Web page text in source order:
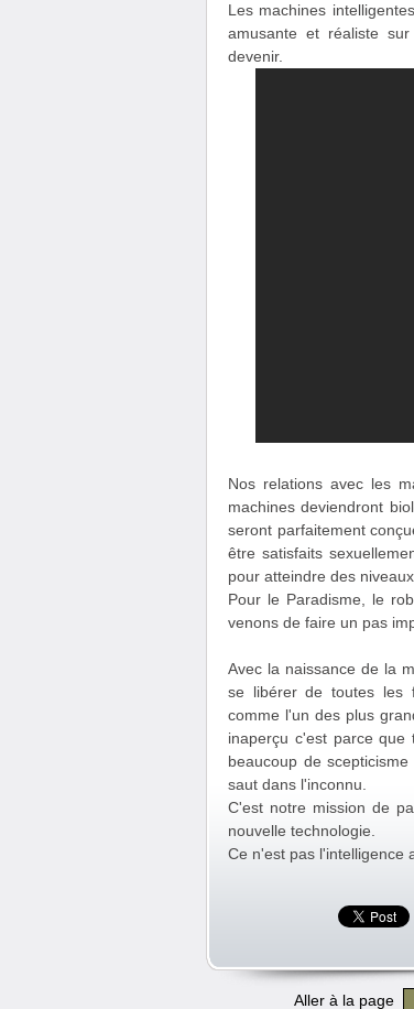
Les machines
amusante et réaliste
devenir.
Nos relations avec les
machines deviendront
seront parfaitement
être satisfaits
pour atteindre des
Pour le Paradisme, le
venons de faire un pas
Avec la naissance de la
se libérer de toutes les
comme l'un des plus
inaperçu c'est parce que
beaucoup de
saut dans l'inconnu.
C'est notre mission de
nouvelle technologie.
Ce n'est pas l'intelligence
Aller à la page